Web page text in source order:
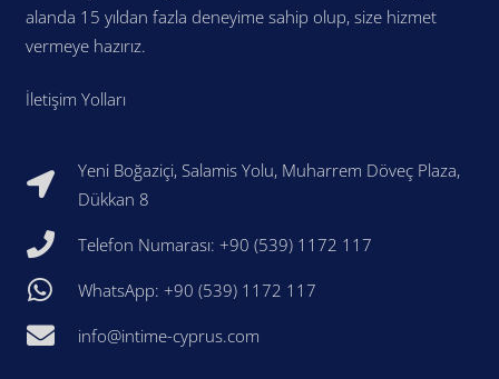
alanda 15 yıldan fazla deneyime sahip olup, size hizmet
vermeye hazırız.
İletişim Yolları
Yeni Boğaziçi, Salamis Yolu, Muharrem Döveç Plaza,
Dükkan 8
Telefon Numarası: +90 (539) 1172 117
WhatsApp: +90 (539) 1172 117
info@intime-cyprus.com